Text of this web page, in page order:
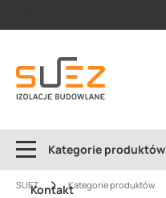
Kategorie produktów
Kontakt
SUEZ Kategorie produktów